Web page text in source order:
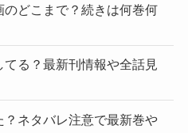
のどこまで？続きは何巻何
てる？最新刊情報や全話見
ネタバレ注意で最新巻や